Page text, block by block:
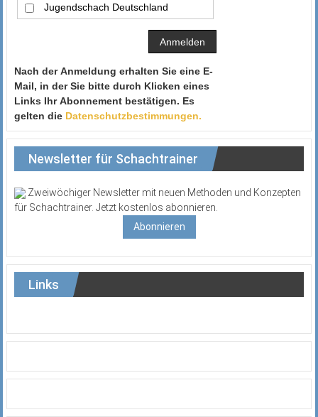
Jugendschach Deutschland
Nach der Anmeldung erhalten Sie eine E-
Mail, in der Sie bitte durch Klicken eines
Links Ihr Abonnement bestätigen. Es
gelten die Datenschutzbestimmungen.
Newsletter für Schachtrainer
Zweiwöchiger Newsletter mit neuen Methoden und Konzepten
für Schachtrainer. Jetzt kostenlos abonnieren.
Abonnieren
Links